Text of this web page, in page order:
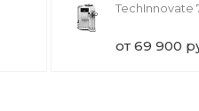
TechInnovate
от 69 900